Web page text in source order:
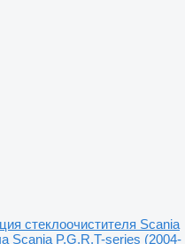
стеклоочистителя Scania
Scania P,G,R,T-series (2004-